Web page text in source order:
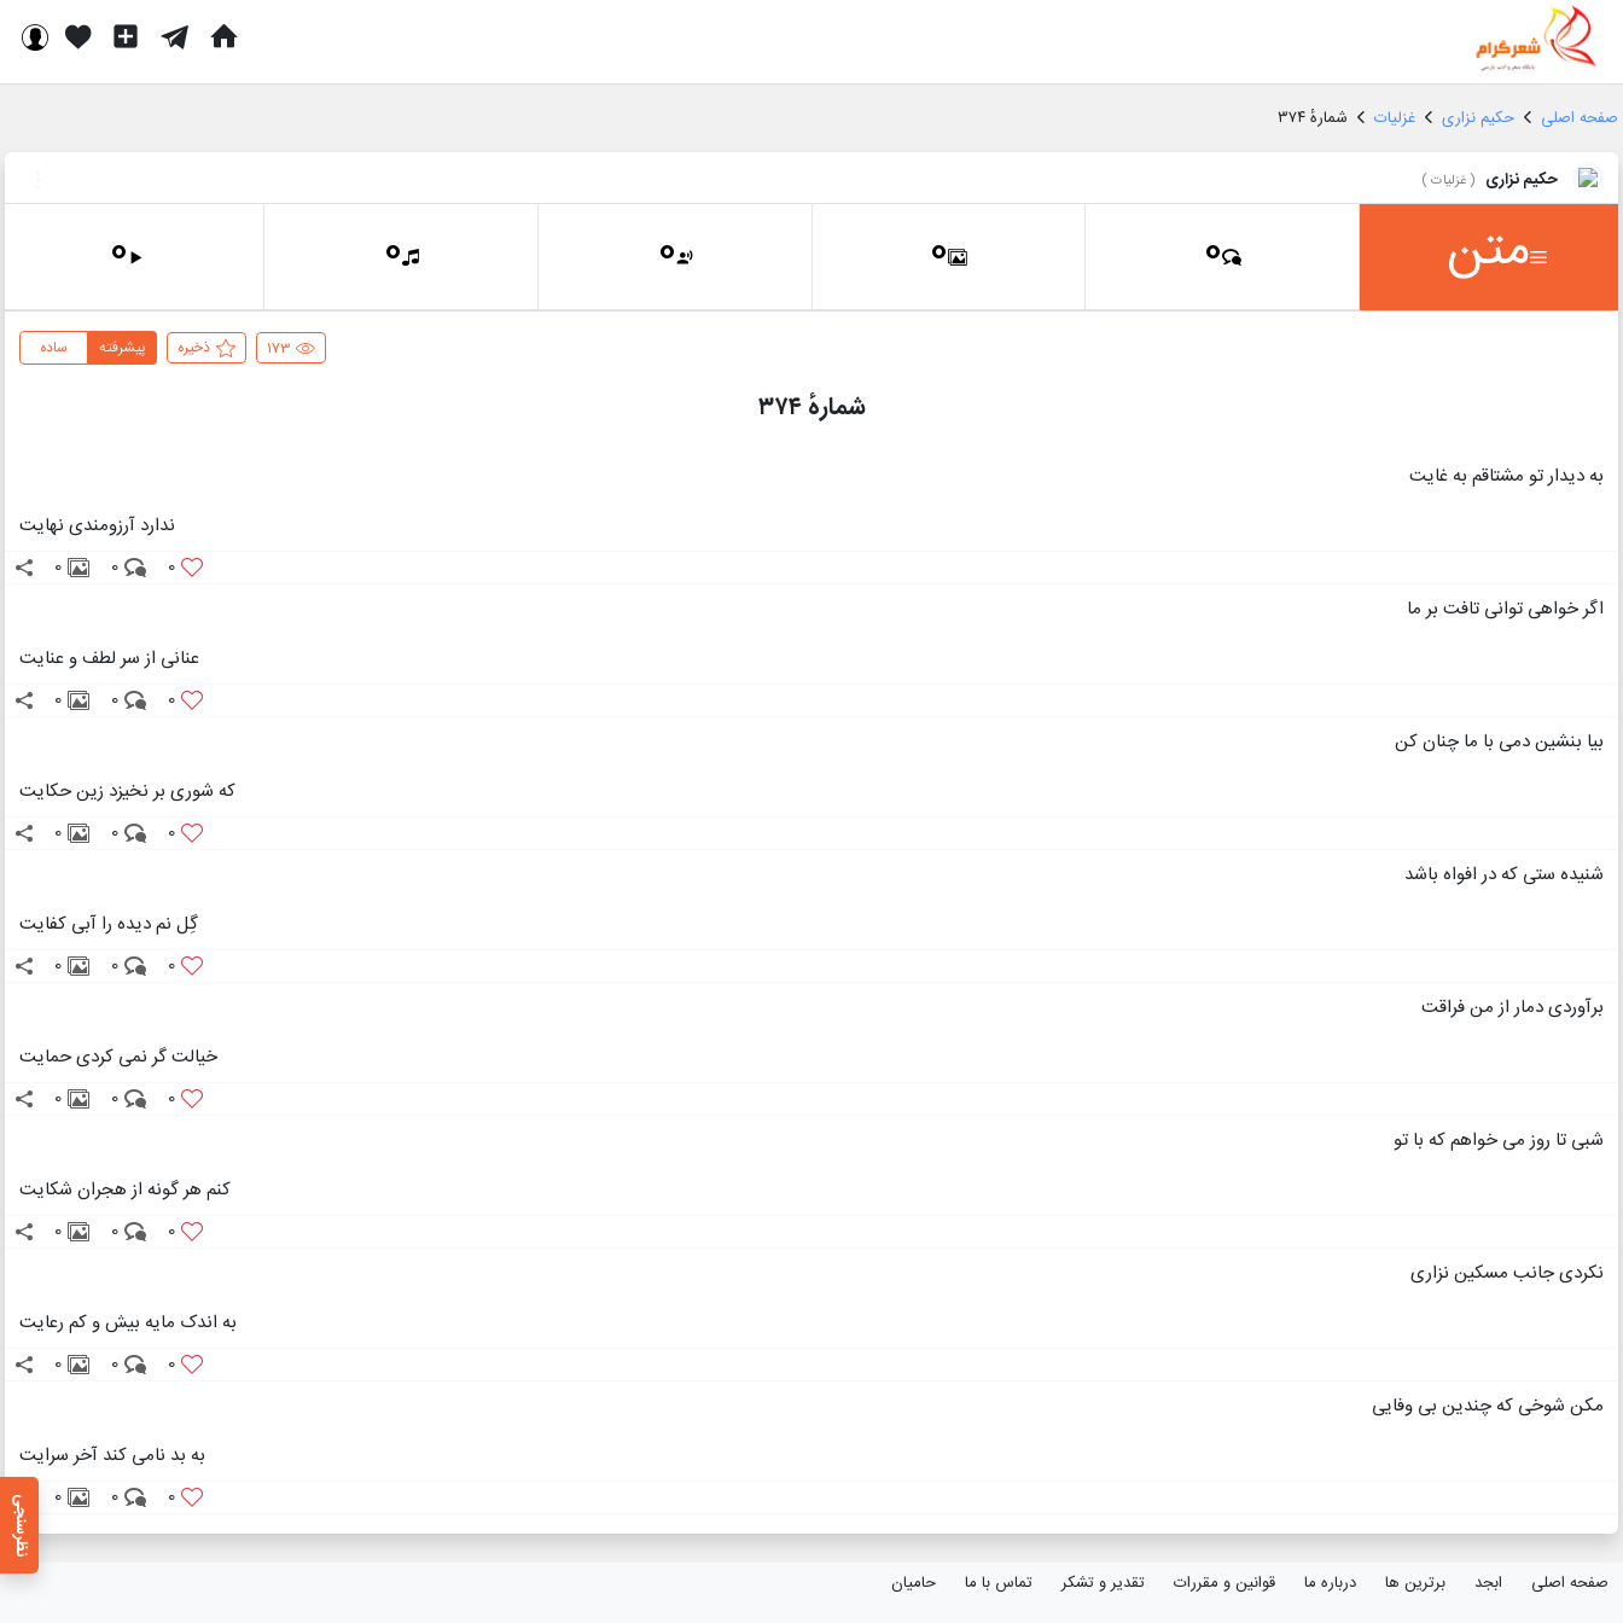
صفحه اصلی حکیم نزاری غزلیات شمارهٔ ۳۷۴
حکیم نزاری (غزلیات)
متن 0
0
0
0
0
173 ذخیره ساده پیشرفته
شمارهٔ ۳۷۴
به دیدار تو مشتاقم به غایت
ندارد آرزومندی نهایت
0
0
0
اگر خواهی توانی تافت بر ما
عنانی از سر لطف و عنایت
0
0
0
بیا بنشین دمی با ما چنان کن
که شوری بر نخیزد زین حکایت
0
0
0
شنیده ستی که در افواه باشد
گِل نم دیده را آبی کفایت
0
0
0
برآوردی دمار از من فراقت
خیالت گر نمی کردی حمایت
0
0
0
شبی تا روز می خواهم که با تو
کنم هر گونه از هجران شکایت
0
0
0
نکردی جانب مسکین نزاری
به اندک مایه بیش و کم رعایت
0
0
0
مکن شوخی که چندین بی وفایی
به بد نامی کند آخر سرایت
0
0
0
صفحه اصلی ابجد برترین ها درباره ما قوانین و مقررات تقدیر و تشکر تماس با ما حامیان
نظرسنجی